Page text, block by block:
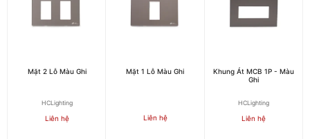
Mặt 2 Lỗ Màu Ghi
HCLighting
Liên hệ
Mặt 1 Lỗ Màu Ghi
Liên hệ
Khung Át MCB 1P - Màu
Ghi
HCLighting
Liên hệ